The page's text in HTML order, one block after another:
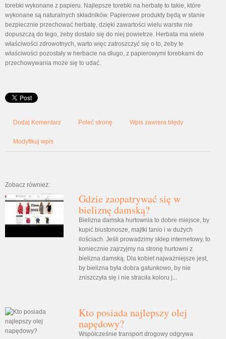
torebki wykonane z papieru. Najlepsze torebki na herbatę to takie, które
wykonane są naturalnych składników. Papierowe produkty będą w stanie
bezpiecznie przechować herbatę, dzięki zawartości wielu warstw nie
dopuszczą do tego, żeby dostało się do niej powietrze. Herbata ma wiele
właściwości zdrowotnych, warto więc zatroszczyć się o to, żeby te
właściwości pozostały w herbacie na długo, z papierowymi torebkami do
przechowywania może się to udać.
Dodaj Komentarz Poleć stronę Wpis zawiera błędy
Modyfikuj wpis
Zobacz również:
Gdzie zaopatrywać się w
bieliznę damską?
Bielizna damska hurtownia to dobre miejsce, by
kupić biustonosze, majtki tanio i w dużych
ilościach. Jeśli prowadzimy sklep internetowy, to
koniecznie zajrzyjmy na stronę hurtowni z
bielizna damską. Dla kobiet najważniejsze jest,
by bielizna była dobra gatunkowo, by nie
zniszczyła się i nie straciła koloru j...
Kto posiada najlepszy olej
napędowy?
Współcześnie transport drogowy odgrywa